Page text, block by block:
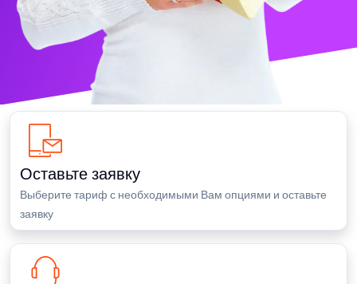
Оставьте заявку
Выберите тариф с необходимыми Вам опциями и оставьте
заявку